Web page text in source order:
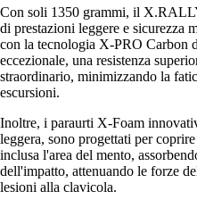
Con soli 1350 grammi, il
di prestazioni leggere e sicurezza
con la tecnologia X-PRO Carbon
eccezionale, una resistenza
straordinario, minimizzando la
escursioni.
Inoltre, i paraurti X-Foam
leggera, sono progettati per
inclusa l'area del mento,
dell'impatto, attenuando le forze
lesioni alla clavicola.